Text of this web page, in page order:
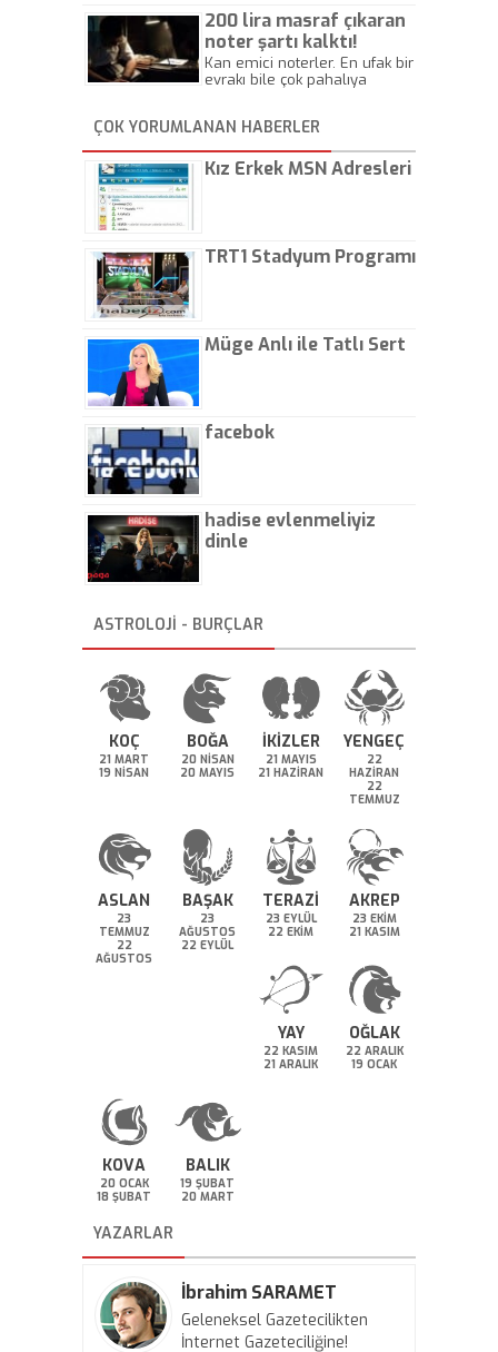
200 lira masraf çıkaran
noter şartı kalktı!
Kan emici noterler. En ufak bir
evrakı bile çok pahalıya
kaptırıyorsunuz. - Kayhan
Gezenti
ÇOK YORUMLANAN HABERLER
Kız Erkek MSN Adresleri
TRT1 Stadyum Programı
Müge Anlı ile Tatlı Sert
facebok
hadise evlenmeliyiz
dinle
ASTROLOJİ - BURÇLAR
KOÇ
21 MART
19 NİSAN
BOĞA
20 NİSAN
20 MAYIS
İKİZLER
21 MAYIS
21 HAZİRAN
YENGEÇ
22
HAZİRAN
22
TEMMUZ
ASLAN
23
TEMMUZ
22
AĞUSTOS
BAŞAK
23
AĞUSTOS
22 EYLÜL
TERAZİ
23 EYLÜL
22 EKİM
AKREP
23 EKİM
21 KASIM
YAY
22 KASIM
21 ARALIK
OĞLAK
22 ARALIK
19 OCAK
KOVA
20 OCAK
18 ŞUBAT
BALIK
19 ŞUBAT
20 MART
YAZARLAR
İbrahim SARAMET
Geleneksel Gazetecilikten
İnternet Gazeteciliğine!